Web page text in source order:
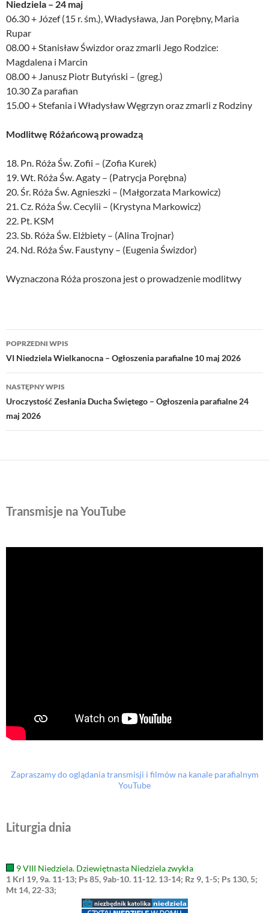
Niedziela – 24 maj
06.30 + Józef (15 r. śm.), Władysława, Jan Porębny, Maria
Rupar
08.00 + Stanisław Świzdor oraz zmarli Jego Rodzice:
Magdalena i Marcin
08.00 + Janusz Piotr Butyński – (greg.)
10.30 Za parafian
15.00 + Stefania i Władysław Węgrzyn oraz zmarli z Rodziny
Modlitwę Różańcową prowadzą
18. Pn. Róża Św. Zofii – (Zofia Kurek)
19. Wt. Róża Św. Agaty – (Patrycja Porębna)
20. Śr. Róża Św. Agnieszki – (Małgorzata Markowicz)
21. Cz. Róża Św. Cecylii – (Krystyna Markowicz)
22. Pt. KSM
23. Sb. Róża Św. Elżbiety – (Alina Trojnar)
24. Nd. Róża Św. Faustyny – (Eugenia Świzdor)
Wyznaczona Róża proszona jest o prowadzenie modlitwy
Nawigacja
wpisu
POPRZEDNI WPIS
VI Niedziela Wielkanocna – Ogłoszenia parafialne 10 maj 2026
NASTĘPNY WPIS
Uroczystość Zesłania Ducha Świętego – Ogłoszenia parafialne 24
maj 2026
Transmisje na YouTube
Zapraszamy do oglądania transmisji i filmów na kanale parafialnym
YouTube
Liturgia dnia
9 VIII Niedziela. Dziewiętnasta Niedziela zwykła
1 Krl 19, 9a. 11-13; Ps 85, 9ab-10. 11-12. 13-14; Rz 9, 1-5; Ps 130, 5;
Mt 14, 22-33;